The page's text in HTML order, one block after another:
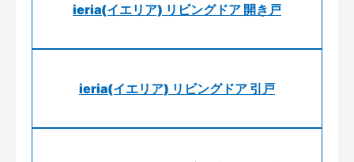
ieria(イエリア) リビングドア 開き戸
ieria(イエリア) リビングドア 引戸